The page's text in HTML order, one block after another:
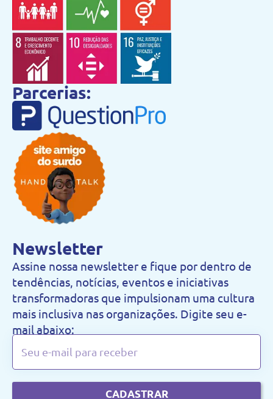
Parcerias:
Newsletter
Assine nossa newsletter e fique por dentro de
tendências, notícias, eventos e iniciativas
transformadoras que impulsionam uma cultura
mais inclusiva nas organizações. Digite seu e-
mail abaixo:
CADASTRAR